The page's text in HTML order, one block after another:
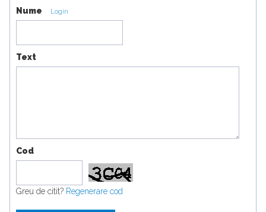
Nume Login
Text
Cod
Greu de citit? Regenerare cod